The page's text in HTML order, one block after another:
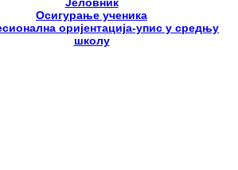
Осигурање ученика
оријентација-упис у средњу
школу